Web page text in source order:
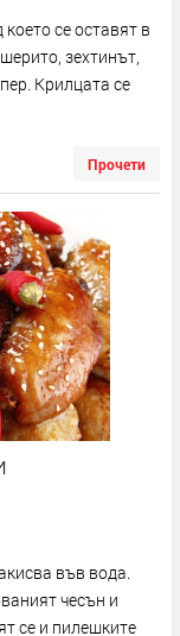
се оставят в
зехтинът,
Крилцата се
Прочети
във вода.
чесън и
се и пилешките